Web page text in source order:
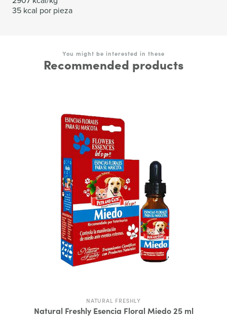
35 kcal por pieza
You might be interested in these
Recommended products
NATURAL FRESHLY
Natural Freshly Esencia Floral Miedo 25 ml